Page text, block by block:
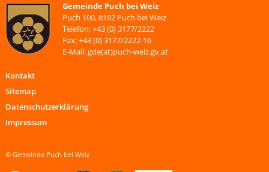
Gemeinde Puch bei Weiz
Puch 100, 8182 Puch bei Weiz
Telefon: +43 (0) 3177/2222
Fax: +43 (0) 3177/2222-16
E-Mail: gde(at)puch-weiz.gv.at
Kontakt
Sitemap
Datenschutzerklärung
Impressum
© Gemeinde Puch bei Weiz